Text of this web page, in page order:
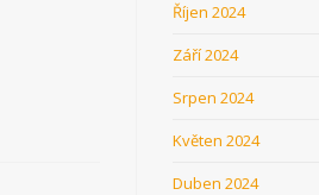
Říjen 2024
Září 2024
Srpen 2024
Květen 2024
Duben 2024